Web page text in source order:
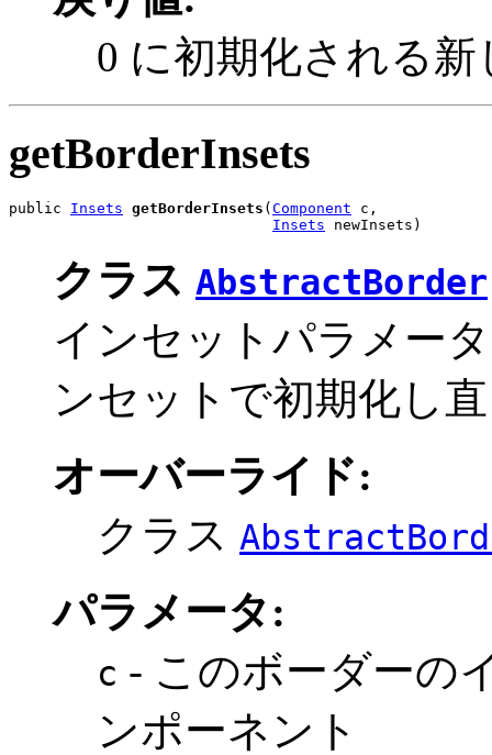
0 に初期化される
getBorderInsets
public Insets getBorderInsets (Component c,
Insets newInsets)
クラス AbstractBorder
インセットパラメー
ンセットで初期化し
オーバーライド:
クラス
パラメータ:
c - このボーダーの
ンポーネント